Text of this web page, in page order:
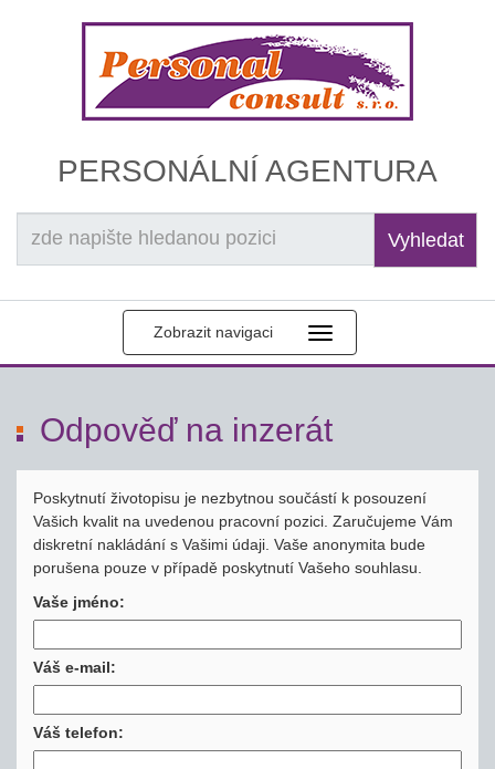
PERSONÁLNÍ AGENTURA
Vyhledat
Zobrazit navigaci
Odpověď na inzerát
Poskytnutí životopisu je nezbytnou součástí k posouzení
Vašich kvalit na uvedenou pracovní pozici. Zaručujeme Vám
diskretní nakládání s Vašimi údaji. Vaše anonymita bude
porušena pouze v případě poskytnutí Vašeho souhlasu.
Vaše jméno:
Váš e-mail:
Váš telefon: